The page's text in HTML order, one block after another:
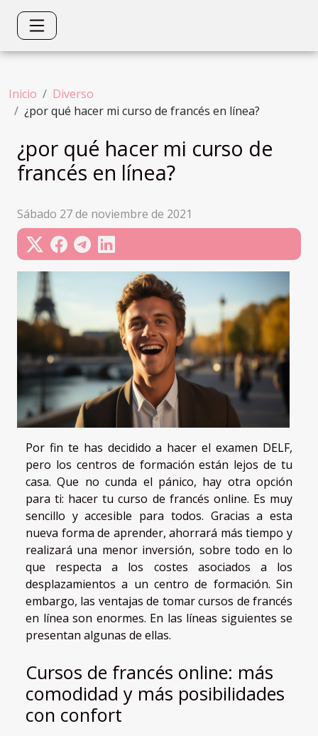
Inicio
Diverso
¿por qué hacer mi curso de francés en línea?
¿por qué hacer mi curso de
francés en línea?
Sábado 27 de noviembre de 2021
Por fin te has decidido a hacer el examen DELF,
pero los centros de formación están lejos de tu
casa. Que no cunda el pánico, hay otra opción
para ti: hacer tu curso de francés online. Es muy
sencillo y accesible para todos. Gracias a esta
nueva forma de aprender, ahorrará más tiempo y
realizará una menor inversión, sobre todo en lo
que respecta a los costes asociados a los
desplazamientos a un centro de formación. Sin
embargo, las ventajas de tomar cursos de francés
en línea son enormes. En las líneas siguientes se
presentan algunas de ellas.
Cursos de francés online: más
comodidad y más posibilidades
con confort